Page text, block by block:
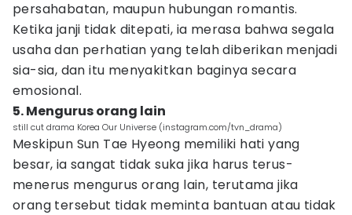
persahabatan, maupun hubungan romantis.
Ketika janji tidak ditepati, ia merasa bahwa segala
usaha dan perhatian yang telah diberikan menjadi
sia-sia, dan itu menyakitkan baginya secara
emosional.
5. Mengurus orang lain
still cut drama Korea Our Universe (instagram.com/tvn_drama)
Meskipun Sun Tae Hyeong memiliki hati yang
besar, ia sangat tidak suka jika harus terus-
menerus mengurus orang lain, terutama jika
orang tersebut tidak meminta bantuan atau tidak